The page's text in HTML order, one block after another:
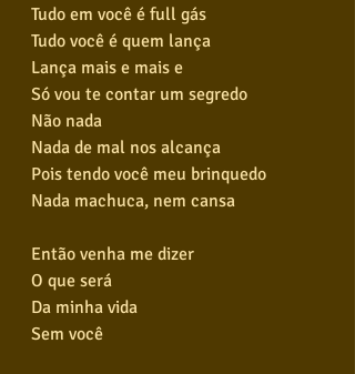
Tudo em você é full gás
Tudo você é quem lança
Lança mais e mais e
Só vou te contar um segredo
Não nada
Nada de mal nos alcança
Pois tendo você meu brinquedo
Nada machuca, nem cansa
Então venha me dizer
O que será
Da minha vida
Sem você